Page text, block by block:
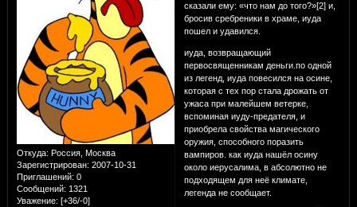
Откуда: Россия, Москва
Зарегистрирован: 2007-10-31
Приглашений: 0
Сообщений: 1321
Уважение: [+36/-0]
сказали ему: «что нам до того?»[2] и,
бросив сребреники в храме, иуда
пошел и удавился.
иуда, возвращающий
первосвященникам деньги.по одной
из легенд, иуда повесился на осине,
которая с тех пор стала дрожать от
ужаса при малейшем ветерке,
вспоминая иуду-предателя, и
приобрела свойства магического
оружия, способного поразить
вампиров. как иуда нашёл осину
около иерусалима, в абсолютно не
подходящем для неё климате,
легенда не сообщает.